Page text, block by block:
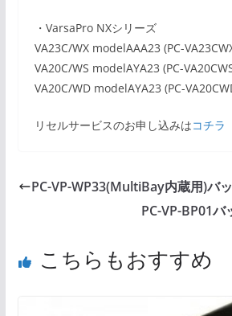
・VarsaPro NXシリーズ
VA23C/WX modelAAA23 (PC-
VA20C/WS modelAYA23 (PC-
VA20C/WD modelAYA23 (PC-
リセルサービスのお申し込みはコチラ
PC-VP-WP33(MultiBay内蔵用)バ
PC-VP-BP01
こちらもおすすめ